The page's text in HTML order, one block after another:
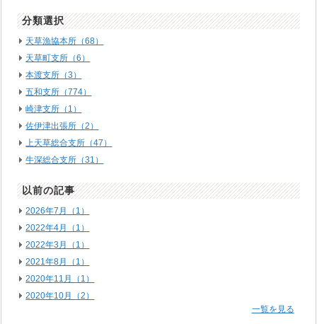
分類選択
天草漁協本所（68）
天草町支所（6）
本渡支所（3）
五和支所（774）
崎津支所（1）
佐伊津出張所（2）
上天草総合支所（47）
牛深総合支所（31）
以前の記事
2026年7月（1）
2022年4月（1）
2022年3月（1）
2021年8月（1）
2020年11月（1）
2020年10月（2）
一覧を見る